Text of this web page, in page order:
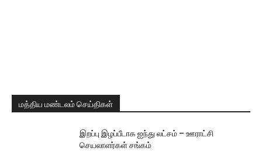
மத்திய மண்டலம் செய்திகள்
இறப்பு இழப்பீடாக ஐந்து லட்சம் – ஊராட்சி
செயலாளர்கள் சங்கம்